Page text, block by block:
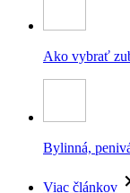
Ako vybrať
Bylinná,
Viac článkov